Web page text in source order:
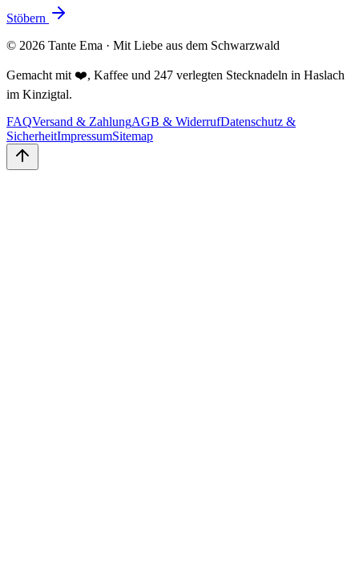
Stöbern
© 2026 Tante Ema · Mit Liebe aus dem Schwarzwald
Gemacht mit ❤️, Kaffee und 247 verlegten Stecknadeln in Haslach
im Kinzigtal.
FAQVersand & ZahlungAGB & WiderrufDatenschutz &
SicherheitImpressumSitemap